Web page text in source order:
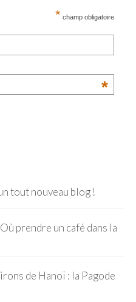
* champ obligatoire
*
tout nouveau blog !
prendre un café dans la
de Hanoï : la Pagode